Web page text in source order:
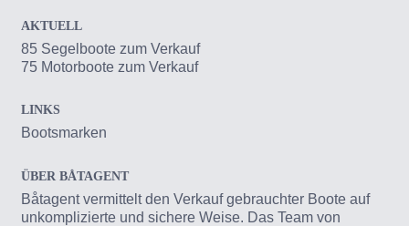
AKTUELL
85 Segelboote zum Verkauf
75 Motorboote zum Verkauf
LINKS
Bootsmarken
ÜBER BÅTAGENT
Båtagent vermittelt den Verkauf gebrauchter Boote auf
unkomplizierte und sichere Weise. Das Team von